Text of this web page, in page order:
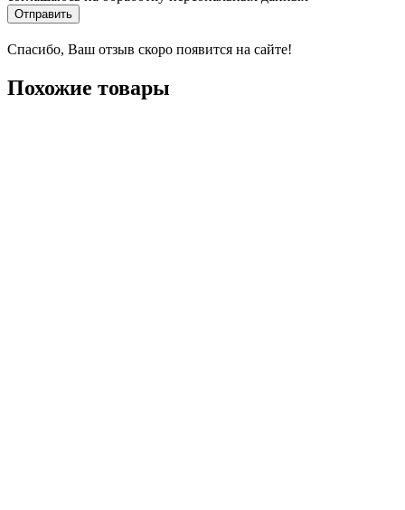
Отправить
Спасибо, Ваш отзыв скоро появится на сайте!
Похожие товары